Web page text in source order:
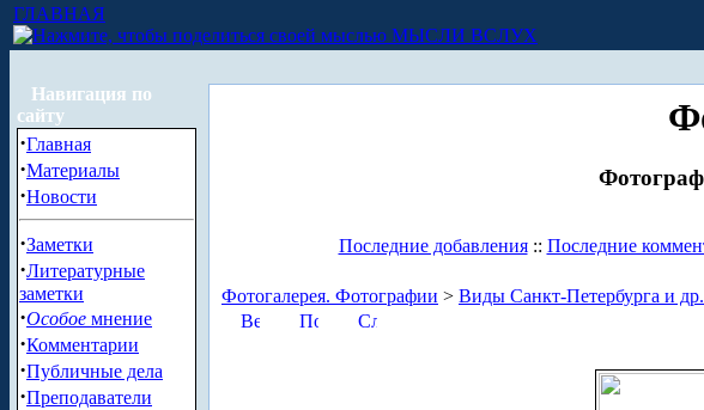
ГЛАВНАЯ
МЫСЛИ ВСЛУХ
Навигация по
сайту
·Главная
·Материалы
·Новости
·Заметки
·Литературные
заметки
·Особое мнение
·Комментарии
·Публичные дела
·Преподаватели
Последние добавления:: Последние
Фотогалерея. Фотографии > Виды Санкт-Петербурга и